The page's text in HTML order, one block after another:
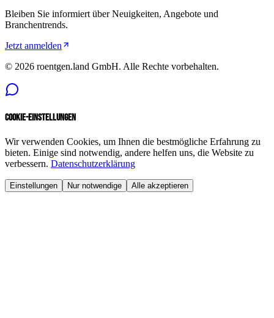
Bleiben Sie informiert über Neuigkeiten, Angebote und
Branchentrends.
Jetzt anmelden
© 2026 roentgen.land GmbH. Alle Rechte vorbehalten.
Cookie-Einstellungen
Wir verwenden Cookies, um Ihnen die bestmögliche Erfahrung zu
bieten. Einige sind notwendig, andere helfen uns, die Website zu
verbessern. Datenschutzerklärung
Einstellungen Nur notwendige Alle akzeptieren